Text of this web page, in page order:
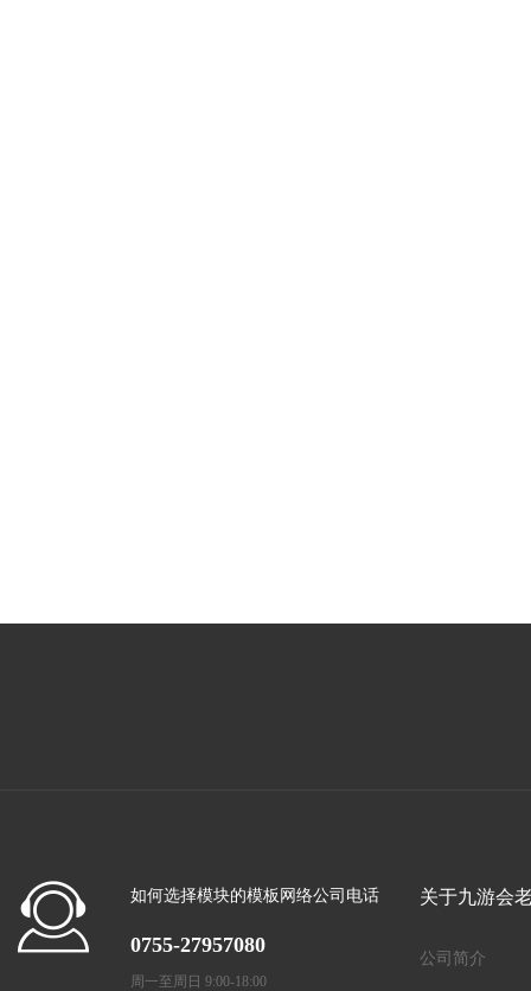
如何选择模块的模板网络公司电话
0755-27957080
周一至周日 9:00-18:00
关于九游会
公司简介